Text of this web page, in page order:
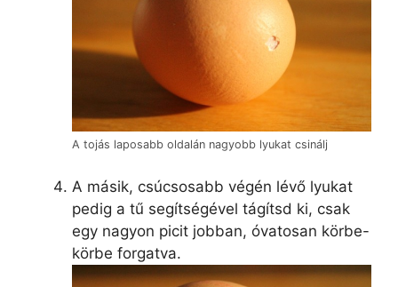
A tojás laposabb oldalán nagyobb lyukat csinálj
A másik, csúcsosabb végén lévő lyukat
pedig a tű segítségével tágítsd ki, csak
egy nagyon picit jobban, óvatosan körbe-
körbe forgatva.